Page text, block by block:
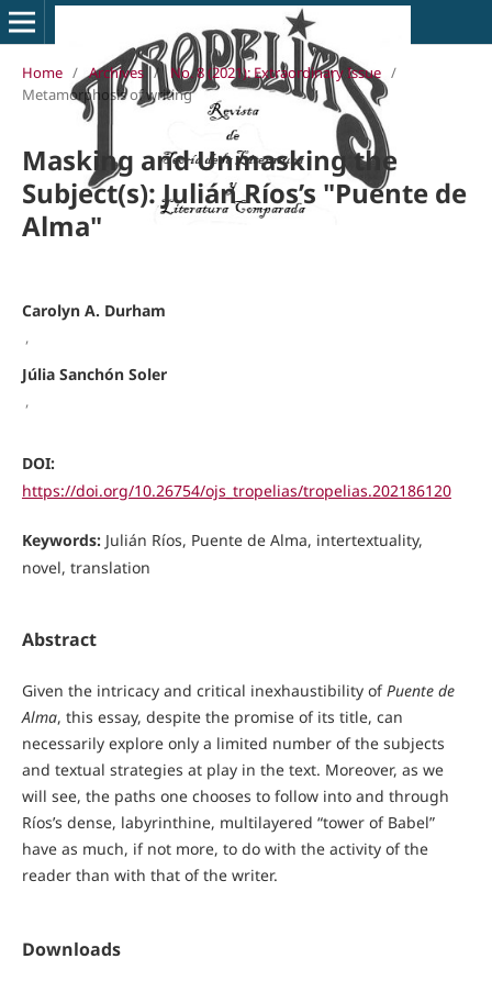
Home / Archives / No. 8 (2021): Extraordinary Issue /
Metamorphosis of writing
Masking and Unmasking the
Subject(s): Julián Ríos’s "Puente de
Alma"
Carolyn A. Durham
,
Júlia Sanchón Soler
,
DOI:
https://doi.org/10.26754/ojs_tropelias/tropelias.202186120
Keywords: Julián Ríos, Puente de Alma, intertextuality,
novel, translation
Abstract
Given the intricacy and critical inexhaustibility ofPuente de
Alma, this essay, despite the promise of its title, can
necessarily explore only a limited number of the subjects
and textual strategies at play in the text. Moreover, as we
will see, the paths one chooses to follow into and through
Ríos’s dense, labyrinthine, multilayered “tower of Babel”
have as much, if not more, to do with the activity of the
reader than with that of the writer.
Downloads